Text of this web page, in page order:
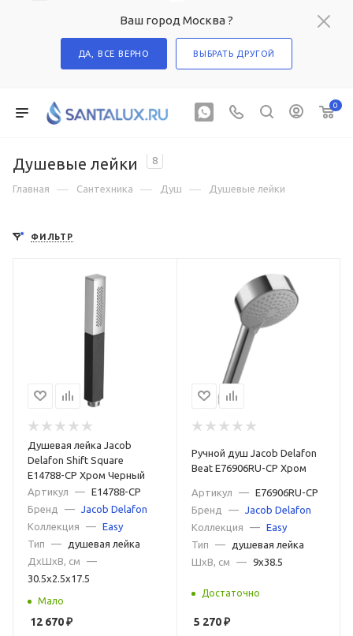
Ваш город Москва ?
ДА, ВСЕ ВЕРНО ВЫБРАТЬ ДРУГОЙ
0
Душевые лейки 8
Главная — Сантехника — Душ — Душевые лейки
ФИЛЬТР
Душевая лейка Jacob
Delafon Shift Square
E14788-CP Хром Черный
Артикул
— E14788-CP
Бренд
—
Jacob Delafon
Коллекция
— Easy
Тип
—
душевая лейка
ДxШxВ, см
—
30.5x2.5x17.5
Мало
12 670₽
Ручной душ Jacob Delafon
Beat E76906RU-CP Хром
Артикул —
E76906RU-CP
Бренд
—
Jacob Delafon
Коллекция
—
Easy
Тип
—
душевая лейка
ШxВ, см
— 9x38.5
Достаточно
5 270₽